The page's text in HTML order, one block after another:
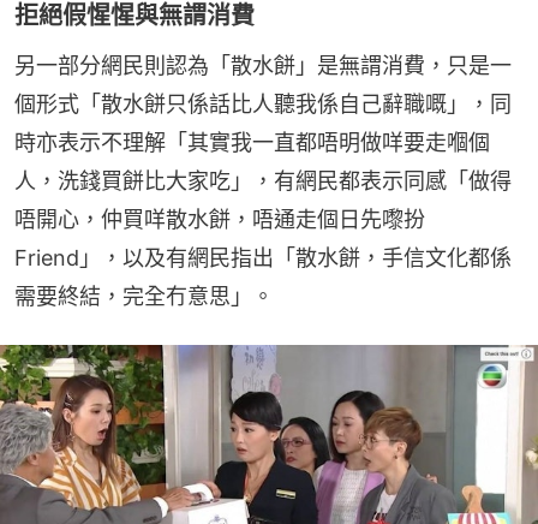
拒絕假惺惺與無謂消費
另一部分網民則認為「散水餅」是無謂消費，只是一
個形式「散水餅只係話比人聽我係自己辭職嘅」，同
時亦表示不理解「其實我一直都唔明做咩要走嗰個
人，洗錢買餅比大家吃」，有網民都表示同感「做得
唔開心，仲買咩散水餅，唔通走個日先嚟扮
Friend」，以及有網民指出「散水餅，手信文化都係
需要終結，完全冇意思」。